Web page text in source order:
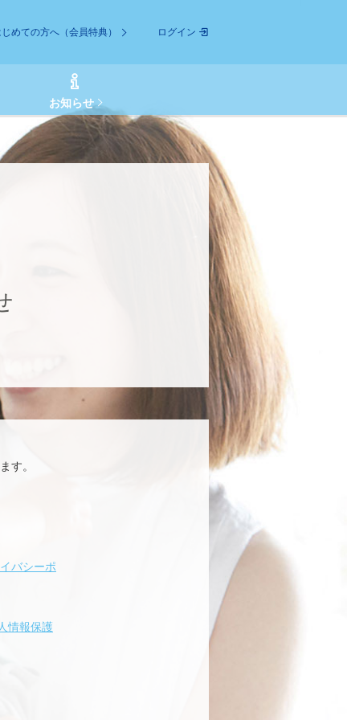
お知らせ
じめての方へ（会員特典） ログイン
す。
バシーポ
情報保護